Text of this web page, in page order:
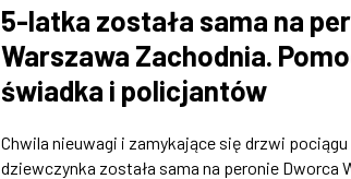
5-latka została sama na
Warszawa Zachodnia.
świadka i policjantów
Chwila nieuwagi i zamykające się drzwi pociągu
dziewczynka została sama na peronie Dworca